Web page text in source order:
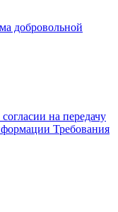
добровольной
на передачу
Требования